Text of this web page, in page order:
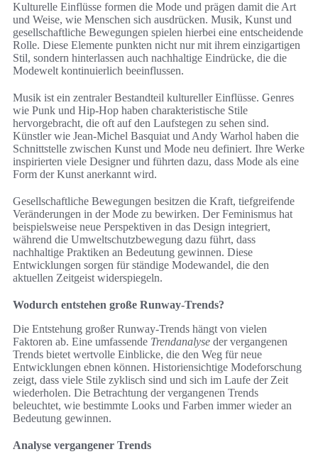
Kulturelle Einflüsse formen die Mode und prägen damit die Art
und Weise, wie Menschen sich ausdrücken. Musik, Kunst und
gesellschaftliche Bewegungen spielen hierbei eine entscheidende
Rolle. Diese Elemente punkten nicht nur mit ihrem einzigartigen
Stil, sondern hinterlassen auch nachhaltige Eindrücke, die die
Modewelt kontinuierlich beeinflussen.
Musik ist ein zentraler Bestandteil kultureller Einflüsse. Genres
wie Punk und Hip-Hop haben charakteristische Stile
hervorgebracht, die oft auf den Laufstegen zu sehen sind.
Künstler wie Jean-Michel Basquiat und Andy Warhol haben die
Schnittstelle zwischen Kunst und Mode neu definiert. Ihre Werke
inspirierten viele Designer und führten dazu, dass Mode als eine
Form der Kunst anerkannt wird.
Gesellschaftliche Bewegungen besitzen die Kraft, tiefgreifende
Veränderungen in der Mode zu bewirken. Der Feminismus hat
beispielsweise neue Perspektiven in das Design integriert,
während die Umweltschutzbewegung dazu führt, dass
nachhaltige Praktiken an Bedeutung gewinnen. Diese
Entwicklungen sorgen für ständige Modewandel, die den
aktuellen Zeitgeist widerspiegeln.
Wodurch entstehen große Runway-Trends?
Die Entstehung großer Runway-Trends hängt von vielen
Faktoren ab. Eine umfassende Trendanalyse der vergangenen
Trends bietet wertvolle Einblicke, die den Weg für neue
Entwicklungen ebnen können. Historiensichtige Modeforschung
zeigt, dass viele Stile zyklisch sind und sich im Laufe der Zeit
wiederholen. Die Betrachtung der vergangenen Trends
beleuchtet, wie bestimmte Looks und Farben immer wieder an
Bedeutung gewinnen.
Analyse vergangener Trends